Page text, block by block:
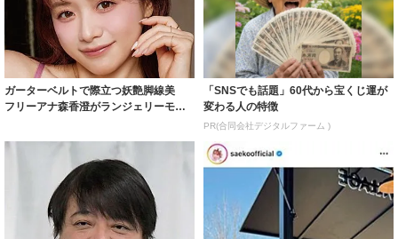
ガーターベルトで際立つ妖艶脚線美
フリーアナ森香澄がランジェリーモデ
「SNSでも話題」60代から宝くじ運が
変わる人の特徴
PR(合同会社デジタルファーム )